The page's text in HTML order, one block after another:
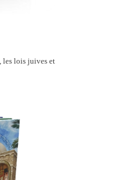
les lois juives et